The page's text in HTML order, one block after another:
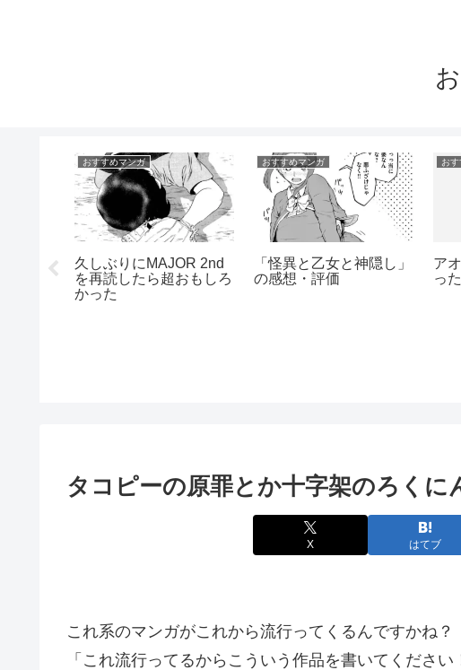
がある
おすすめマンガ
久しぶりにMAJOR 2nd
を再読したら超おもしろ
かった
おすすめマンガ
「怪異と乙女と神隠し」
の感想・評価
お
ア
っ
タコピーの原罪とか十字架のろくに
X はてブ
これ系のマンガがこれから流行ってくるんですかね？
「これ流行ってるからこういう作品を書いてくださ